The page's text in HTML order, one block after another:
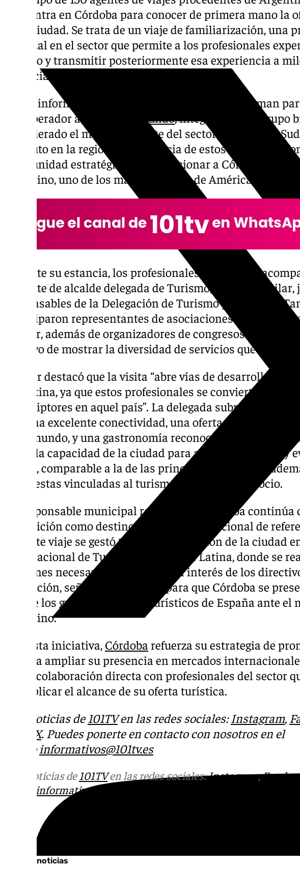
encuentra en Córdoba para conocer de primera mano la
de la ciudad. Se trata de un viaje de familiarización, una
habitual en el sector que permite a los profesionales
destino y transmitir posteriormente esa experiencia a
potenciales viajeros en su país.
Según informó el Ayuntamiento, los visitantes forman
touroperador argentino
Almundo, integrado en el Grupo
considerado el más importante del sector turístico en
absoluto en la región. La presencia de estos agentes
oportunidad estratégica para posicionar a Córdoba en el
argentino, uno de los más relevantes de América Latina.
Durante su estancia, los profesionales han estado
teniente de alcalde delegada de Turismo, Marián Aguilar,
responsables de la Delegación de Turismo y del Imtur.
participaron representantes de asociaciones locales
Aehcor, además de organizadores de congresos y guías
objetivo de mostrar la diversidad de servicios que ofrece
Aguilar destacó que la visita “abre vías de desarrollo
Argentina, ya que estos profesionales se convierten en
prescriptores en aquel país”. La delegada subrayó que
con una excelente conectividad, una oferta cultural y
en el mundo, y una gastronomía reconocida a nivel
suma la capacidad de la ciudad para acoger congresos y
escala, comparable a la de las principales capitales,
propuestas vinculadas al turismo de naturaleza y ocio.
La responsable municipal recordó que Córdoba
su posición como destino turístico internacional de
que este viaje se gestó tras la participación de la ciudad
Internacional de Turismo de América Latina, donde se
gestiones necesarias para captar el interés de los
Esa acción, señaló, fue decisiva para que Córdoba se
uno de los grandes destinos turísticos de España ante el
argentino.
Con esta iniciativa, Córdoba refuerza su estrategia de
y busca ampliar su presencia en mercados
por la colaboración directa con profesionales del sector
multiplicar el alcance de su oferta turística.
Más noticias de 101TVen las redes sociales: Instagram,
X. Puedes ponerte en contacto con nosotros en el
correo informativos@101tv.es
Más noticias de 101TVen las redes sociales:Instagram,
informativos@101tv.es
Últimas noticias